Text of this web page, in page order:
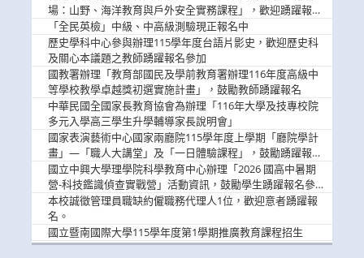
場：山野、海洋教育與戶外安全實務課程」，歡迎踴躍報名
參加
「全民英檢」中級、中高級測驗現正報名中
歷史學科中心參與辦理115學年度台語片影史，歡迎歷史科
及關心本議題之教師踴躍報名參加
國教署辦理「教育部國民及學前教育署辦理116年度高級中
等學校教學卓越獎初選實施計畫」，鼓勵教師踴躍報名
中華民國全國家長教育協會為辦理「116年大學及技專校院
多元入學高三學生升學輔導家長說明會」
國家表演藝術中心國家兩廳院115學年度上學期「廳院學計
畫」—「職人大講堂」及「一日體驗課程」，鼓勵踴躍報名
參與。
國立中興大學理學院科學教育中心辦理「2026 國高中暑期
營-科技鑑識偵查實戰營」活動資訊，鼓勵學生踴躍報名參
加。
本校誠徵管理員職缺約僱職務代理人1位，歡迎意者踴躍報
名。
國立暨南國際大學115學年度第1學期推廣教育課程招生